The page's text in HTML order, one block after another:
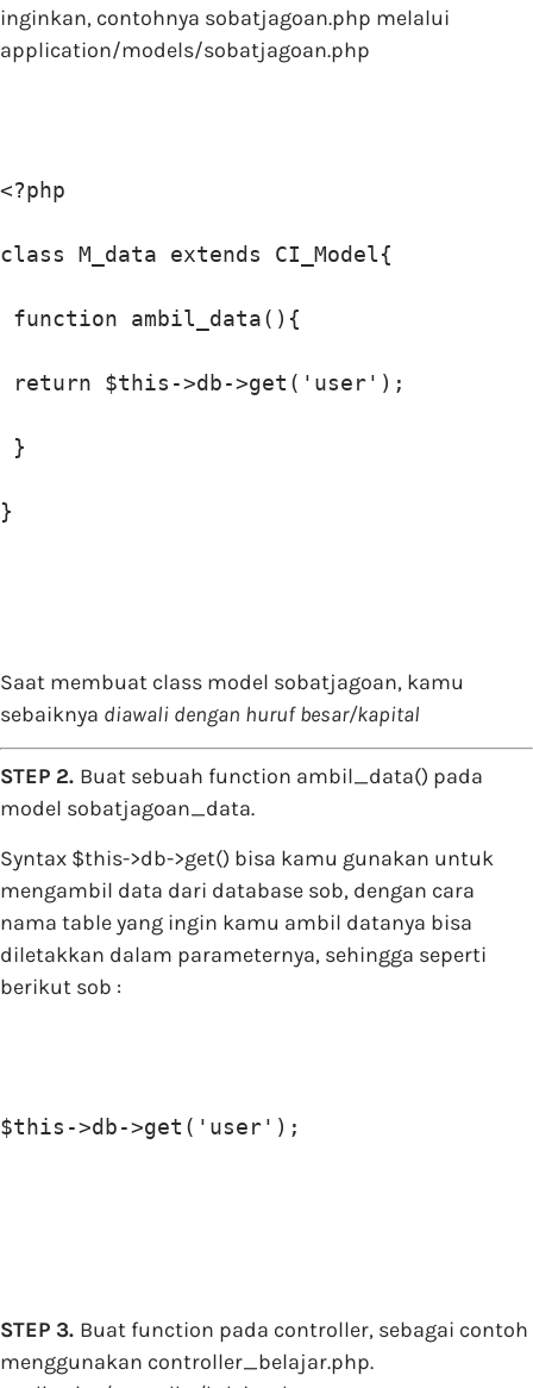
inginkan, contohnya sobatjagoan.php melalui
application/models/sobatjagoan.php
<?php
class M_data extends CI_Model{
function ambil_data(){
return $this->db->get('user');
}
}
Saat membuat class model sobatjagoan, kamu
sebaiknya diawali dengan huruf besar/kapital
STEP 2. Buat sebuah function ambil_data() pada
model sobatjagoan_data.
Syntax $this->db->get() bisa kamu gunakan untuk
mengambil data dari database sob, dengan cara
nama table yang ingin kamu ambil datanya bisa
diletakkan dalam parameternya, sehingga seperti
berikut sob :
$this->db->get('user');
STEP 3. Buat function pada controller, sebagai contoh
menggunakan controller_belajar.php.